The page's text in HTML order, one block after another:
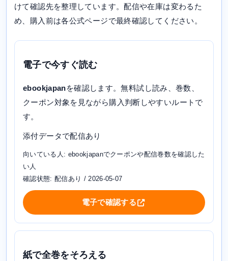
けて確認先を整理しています。配信や在庫は変わるた
め、購入前は各公式ページで最終確認してください。
電子で今すぐ読む
ebookjapanを確認します。無料試し読み、巻数、
クーポン対象を見ながら購入判断しやすいルートで
す。
添付データで配信あり
向いている人: ebookjapanでクーポンや配信巻数を確認した
い人
確認状態: 配信あり / 2026-05-07
電子で確認する
紙で全巻をそろえる